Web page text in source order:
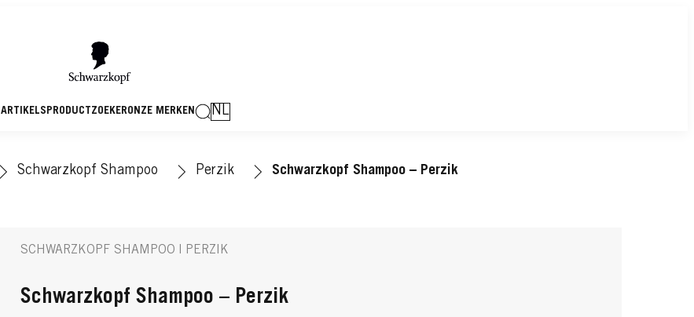
ARTIKELSPRODUCTZOEKERONZE MERKEN NL
Schwarzkopf Shampoo Perzik Schwarzkopf Shampoo – Perzik
SCHWARZKOPF SHAMPOO | PERZIK
Schwarzkopf Shampoo – Perzik